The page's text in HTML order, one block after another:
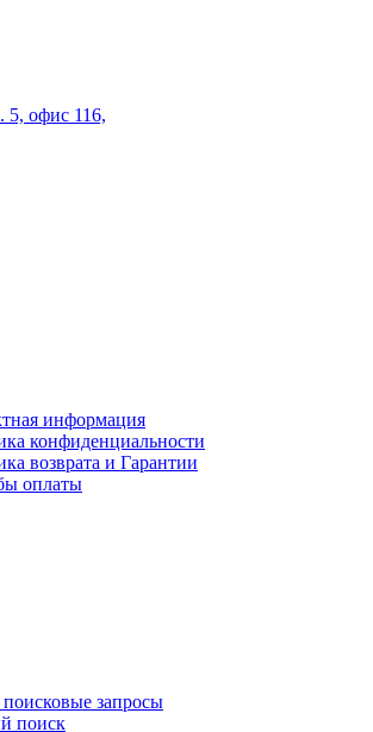
5, офис 116,
информация
конфиденциальности
возврата и Гарантии
оплаты
запросы
поиск